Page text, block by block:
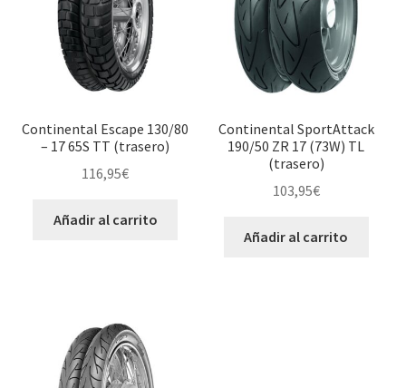
Continental Escape 130/80
– 17 65S TT (trasero)
116,95€
Añadir al carrito
Continental SportAttack
190/50 ZR 17 (73W) TL
(trasero)
103,95€
Añadir al carrito